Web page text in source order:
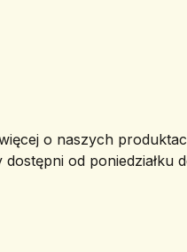
o naszych
dostępni od